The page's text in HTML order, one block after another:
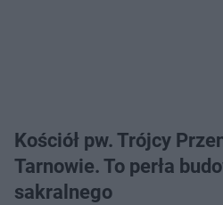
Kościół pw. Trójcy
Tarnowie. To perła
sakralnego